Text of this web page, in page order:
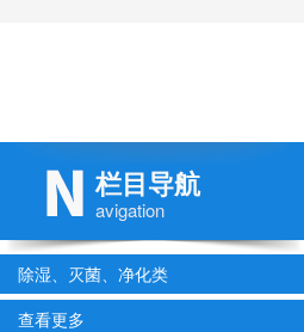
栏目导航
avigation
除湿、灭菌、净化类
查看更多